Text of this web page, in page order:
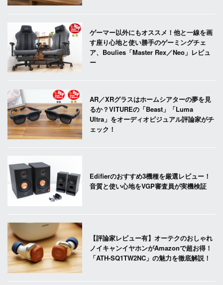
ゲーマー以外にもオススメ！他と一線を画
す座り心地と使い勝手のゲーミングチェ
ア、Boulies「Master Rex／Neo」レビュ
ー
AR／XRグラスはホームシアターの夢を見
るか？VITUREの「Beast」「Luma
Ultra」をオーディオビジュアル評論家がチ
ェック！
Edifierのおすすめ3機種を厳選レビュー！
音質と使い心地をVGP審査員が実機検証
【評論家レビュー有】オーテクのおしゃれ
ノイキャンイヤホンがAmazonで超お得！
「ATH-SQ1TW2NC」の魅力を徹底解説！